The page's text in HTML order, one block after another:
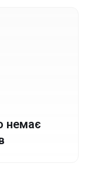
немає